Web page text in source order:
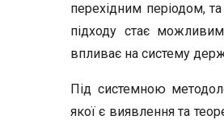
перехідним періодом,
підходу стає
впливає на систему
Під системною
якої є виявлення та